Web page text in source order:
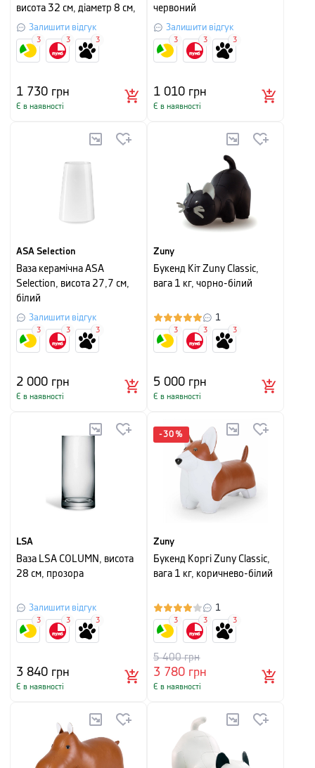
висота 32 см, діаметр 8 см,
білийЗалишити відгук
1 730 грн
Є в наявності
3 3 3
червоний
Залишити відгук
1 010 грн
Є в наявності
3 3 3
ASA Selection
Ваза керамічна ASA
Selection, висота 27,7 см,
білий
Залишити відгук
2 000 грн
Є в наявності
3 3 3
Zuny
Букенд Кіт Zuny Classic,
вага 1 кг, чорно-білий
1
5 000 грн
Є в наявності
3 3 3
LSA
Ваза LSA COLUMN, висота
28 см, прозора
Залишити відгук
3 840 грн
Є в наявності
3 3 3
-30 %
Zuny
Букенд Коргі Zuny Classic,
вага 1 кг, коричнево-білий
1
3 780 грн
5 400грн
Є в наявності
3 3 3